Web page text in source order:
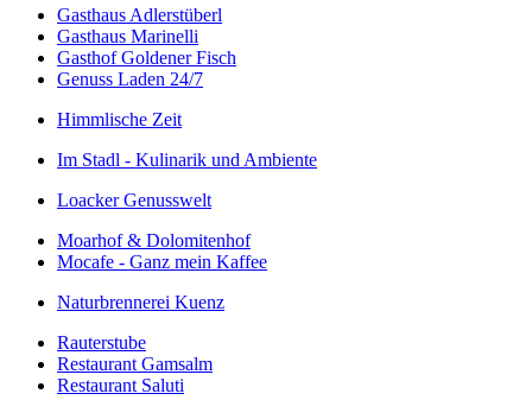
Gasthaus Adlerstüberl
Gasthaus Marinelli
Gasthof Goldener Fisch
Genuss Laden 24/7
Himmlische Zeit
Im Stadl - Kulinarik und Ambiente
Loacker Genusswelt
Moarhof & Dolomitenhof
Mocafe - Ganz mein Kaffee
Naturbrennerei Kuenz
Rauterstube
Restaurant Gamsalm
Restaurant Saluti